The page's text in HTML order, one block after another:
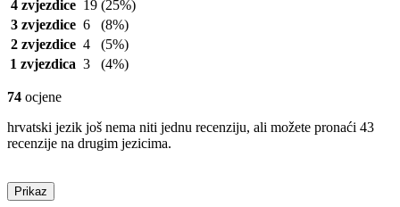
4 zvjezdice 19 (25%)
3 zvjezdice 6
(8%)
2 zvjezdice 4
(5%)
1 zvjezdica 3 (4%)
74 ocjene
hrvatski jezik još nema niti jednu recenziju, ali možete pronaći 43
recenzije na drugim jezicima.
Prikaz